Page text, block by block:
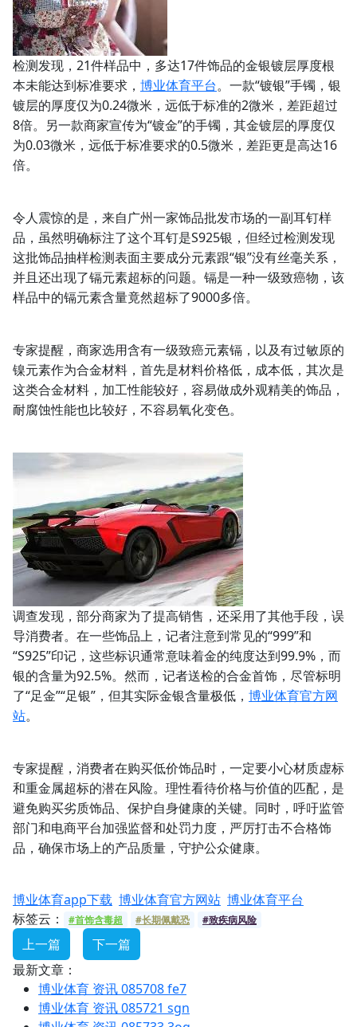
检测发现，21件样品中，多达17件饰品的金银镀层厚度根
本未能达到标准要求， 博业体育平台。一款“镀银”手镯，银
镀层的厚度仅为0.24微米，远低于标准的2微米，差距超过
8倍。另一款商家宣传为“镀金”的手镯，其金镀层的厚度仅
为0.03微米，远低于标准要求的0.5微米，差距更是高达16
倍。
令人震惊的是，来自广州一家饰品批发市场的一副耳钉样
品，虽然明确标注了这个耳钉是S925银，但经过检测发现
这批饰品抽样检测表面主要成分元素跟“银”没有丝毫关系，
并且还出现了镉元素超标的问题。镉是一种一级致癌物，该
样品中的镉元素含量竟然超标了9000多倍。
专家提醒，商家选用含有一级致癌元素镉，以及有过敏原的
镍元素作为合金材料，首先是材料价格低，成本低，其次是
这类合金材料，加工性能较好，容易做成外观精美的饰品，
耐腐蚀性能也比较好，不容易氧化变色。
调查发现，部分商家为了提高销售，还采用了其他手段，误
导消费者。在一些饰品上，记者注意到常见的“999”和
“S925”印记，这些标识通常意味着金的纯度达到99.9%，而
银的含量为92.5%。然而，记者送检的合金首饰，尽管标明
了“足金”“足银”，但其实际金银含量极低， 博业体育官方网
站。
专家提醒，消费者在购买低价饰品时，一定要小心材质虚标
和重金属超标的潜在风险。理性看待价格与价值的匹配，是
避免购买劣质饰品、保护自身健康的关键。同时，呼吁监管
部门和电商平台加强监督和处罚力度，严厉打击不合格饰
品，确保市场上的产品质量，守护公众健康。
博业体育app下载 博业体育官方网站 博业体育平台
标签云：
#首饰含毒超 #长期佩戴恐 #致疾病风险
上一篇
下一篇
最新文章：
博业体育 资讯 085708 fe7
博业体育 资讯 085721 sgn